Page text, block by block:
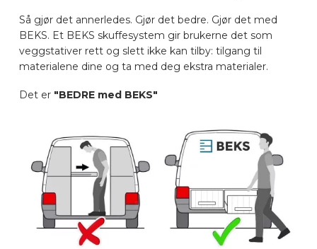
Så gjør det annerledes. Gjør det bedre. Gjør det med
BEKS. Et BEKS skuffesystem gir brukerne det som
veggstativer rett og slett ikke kan tilby: tilgang til
materialene dine og ta med deg ekstra materialer.
Det er "BEDRE med BEKS"